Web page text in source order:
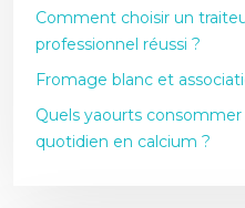
Comment choisir un
professionnel réussi ?
Fromage blanc et
Quels yaourts
quotidien en calcium ?